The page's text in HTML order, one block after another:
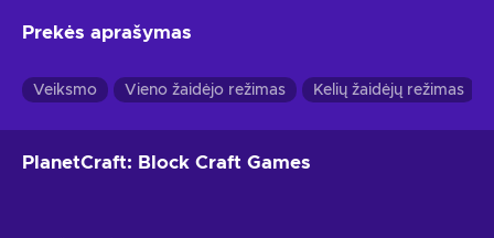
Prekės aprašymas
Veiksmo Vieno žaidėjo režimas Kelių žaidėjų režimas
PlanetCraft: Block Craft Games